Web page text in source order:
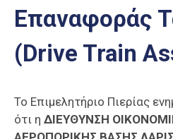
Επαγγελμάτων
Έκθεση
ΕΒΕΠ-
Πιερία
Επαναφοράς
(Drive Train
Το Επιμελητήριο Πιερίας
ότι η ΔΙΕΥΘΥΝΣΗ